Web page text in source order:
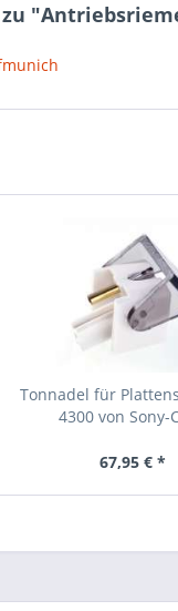
Tonnadel für
4300 von Sony-
67,95 € *